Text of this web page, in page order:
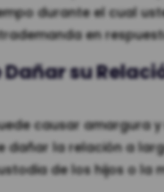
durante el cual
en
su
causar amargura
dañar la relación a
de los hijos o la